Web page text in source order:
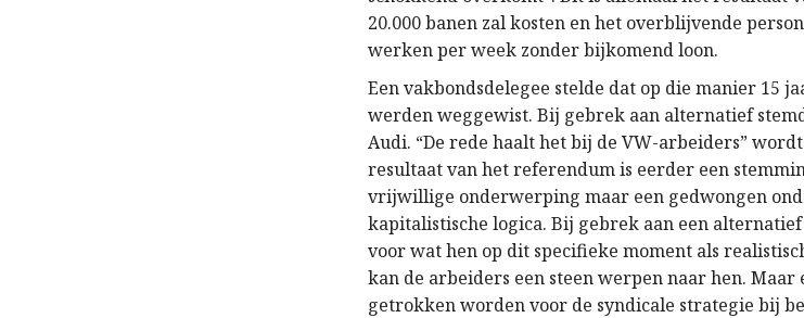
20.000 banen zal kosten en het overblijvende
werken per week zonder bijkomend loon.
Een vakbondsdelegee stelde dat op die manier 15
werden weggewist. Bij gebrek aan alternatief
Audi. “De rede haalt het bij de VW-arbeiders”
resultaat van het referendum is eerder een
vrijwillige onderwerping maar een gedwongen
kapitalistische logica. Bij gebrek aan een
voor wat hen op dit specifieke moment als
kan de arbeiders een steen werpen naar hen.
getrokken worden voor de syndicale strategie bij